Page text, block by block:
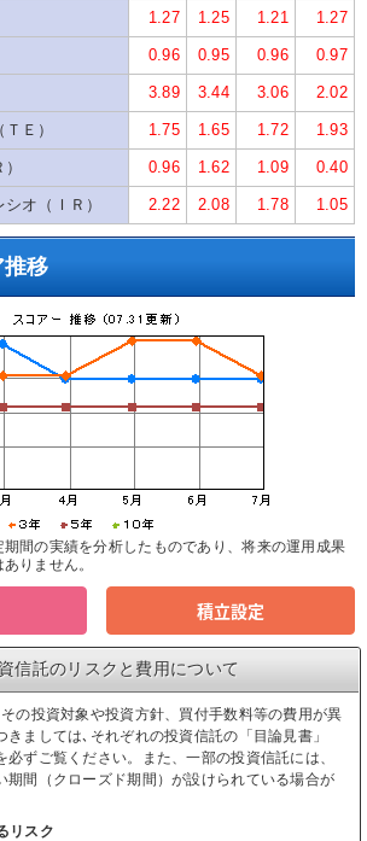
1.27 1.25 1.21 1.27
0.96 0.95 0.96 0.97
3.89 3.44 3.06 2.02
Ｅ） 1.75 1.65 1.72 1.93
0.96 1.62 1.09 0.40
オ（ＩＲ） 2.22 2.08 1.78 1.05
移
間の実績を分析したものであり、将来の運用成果
りません。
積立設定
信託のリスクと費用について
の投資対象や投資方針、買付手数料等の費用が異
ましては､それぞれの投資信託の「目論見書」
必ずご覧ください。また、一部の投資信託には、
期間（クローズド期間）が設けられている場合が
リスク